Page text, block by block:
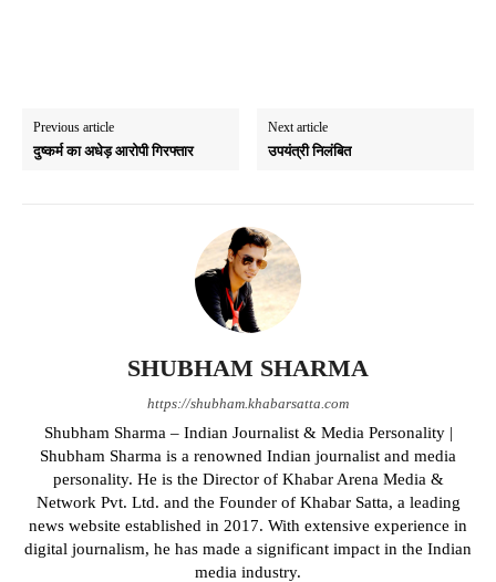
Previous article
दुष्कर्म का अधेड़ आरोपी गिरफ्तार
Next article
उपयंत्री निलंबित
SHUBHAM SHARMA
https://shubham.khabarsatta.com
Shubham Sharma – Indian Journalist & Media Personality |
Shubham Sharma is a renowned Indian journalist and media
personality. He is the Director of Khabar Arena Media &
Network Pvt. Ltd. and the Founder of Khabar Satta, a leading
news website established in 2017. With extensive experience in
digital journalism, he has made a significant impact in the Indian
media industry.